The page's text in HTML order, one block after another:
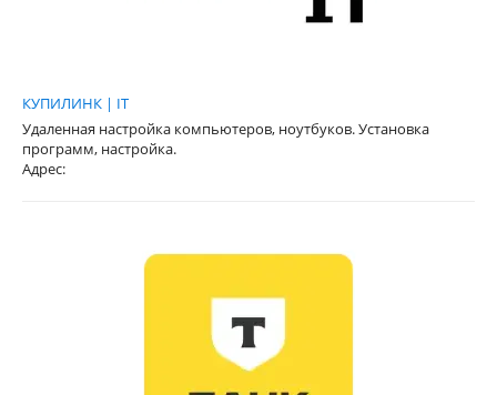
КУПИЛИНК | IT
Удаленная настройка компьютеров, ноутбуков. Установка
программ, настройка.
Адрес: